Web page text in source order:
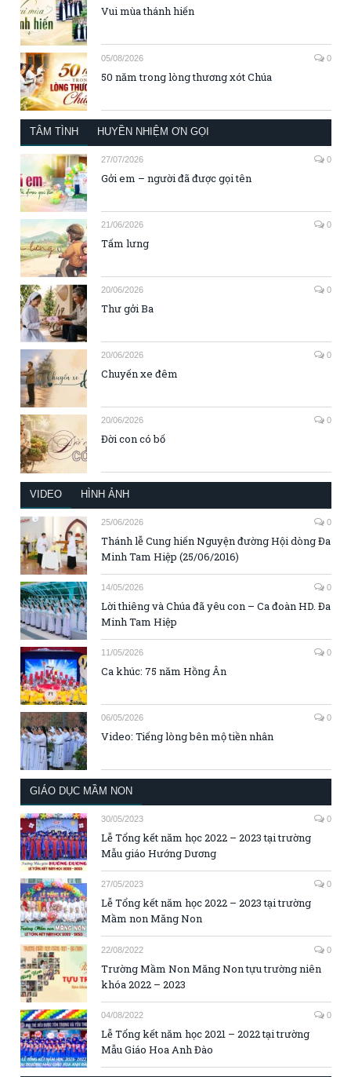
Vui mùa thánh hiến
05/08/2026 0
50 năm trong lòng thương xót Chúa
TÂM TÌNH HUYỀN NHIỆM ƠN GỌI
27/07/2026 0
Gởi em – người đã được gọi tên
21/06/2026 0
Tấm lưng
20/06/2026 0
Thư gởi Ba
20/06/2026 0
Chuyến xe đêm
20/06/2026 0
Đời con có bố
VIDEO HÌNH ẢNH
25/06/2026 0
Thánh lễ Cung hiến Nguyện đường Hội dòng Đa
Minh Tam Hiệp (25/06/2016)
14/05/2026 0
Lời thiêng và Chúa đã yêu con – Ca đoàn HD. Đa
Minh Tam Hiệp
11/05/2026 0
Ca khúc: 75 năm Hồng Ân
06/05/2026 0
Video: Tiếng lòng bên mộ tiền nhân
GIÁO DỤC MẦM NON
30/05/2023 0
Lễ Tổng kết năm học 2022 – 2023 tại trường
Mẫu giáo Hướng Dương
27/05/2023 0
Lễ Tổng kết năm học 2022 – 2023 tại trường
Mầm non Măng Non
22/08/2022 0
Trường Mầm Non Măng Non tựu trường niên
khóa 2022 – 2023
04/08/2022 0
Lễ Tổng kết năm học 2021 – 2022 tại trường
Mẫu Giáo Hoa Anh Đào